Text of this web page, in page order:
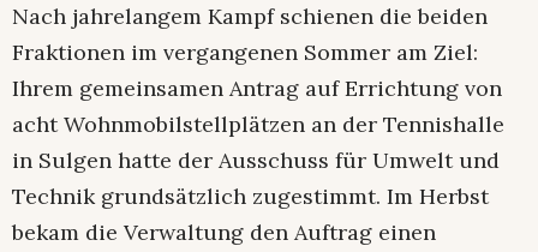
Nach jahrelangem Kampf schienen die beiden
Fraktionen im vergangenen Sommer am Ziel:
Ihrem gemeinsamen Antrag auf Errichtung von
acht Wohnmobilstellplätzen an der Tennishalle
in Sulgen hatte der Ausschuss für Umwelt und
Technik grundsätzlich zugestimmt. Im Herbst
bekam die Verwaltung den Auftrag einen